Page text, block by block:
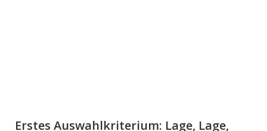
Erstes Auswahlkriterium: Lage, Lage,